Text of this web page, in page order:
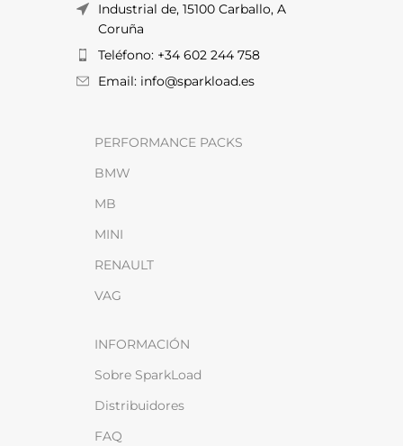
Industrial de, 15100 Carballo, A
Coruña
Teléfono: +34 602 244 758
Email: info@sparkload.es
PERFORMANCE PACKS
BMW
MB
MINI
RENAULT
VAG
INFORMACIÓN
Sobre SparkLoad
Distribuidores
FAQ